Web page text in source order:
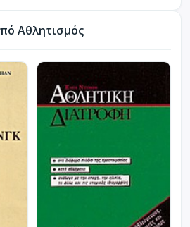
Αθλητισμός